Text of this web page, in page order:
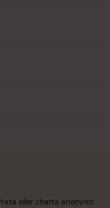
eller chatta anonymt